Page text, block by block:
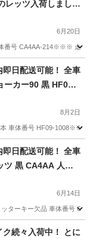
ッツ入荷しました
すめ！
6月20日
番号 CA4AA-214※※※
日配送可能！ 全車
ーカー90 黒 HF09
アメリカン！！２
！ バッテリー新8月2日
車体番号 HF09-
日配送可能！ 全車
ツ 黒 CA4AA 人気
ョン！ 集中キー！
6月14日
ターキー欠品 車体番号
続々入荷中！ とに